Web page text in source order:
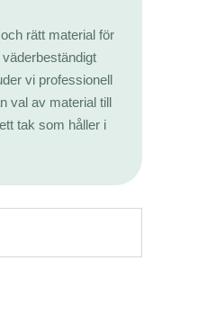
rätt material för
vi professionell
val av material till
tak som håller i